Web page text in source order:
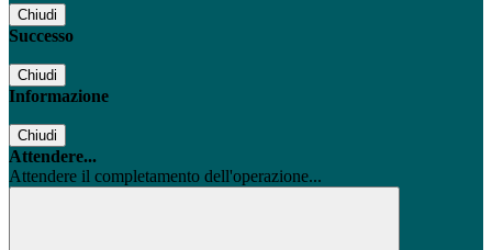
Chiudi
Successo
Chiudi
Informazione
Chiudi
Attendere...
Attendere il completamento dell'operazione...